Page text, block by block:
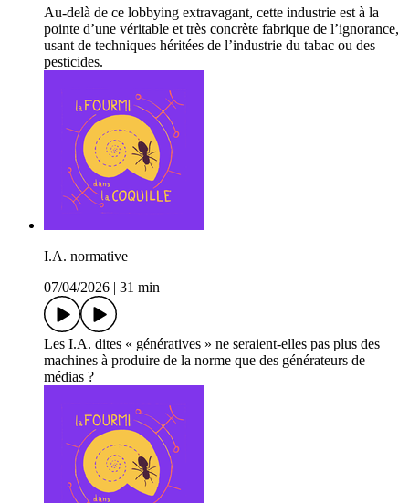
Au-delà de ce lobbying extravagant, cette industrie est à la
pointe d’une véritable et très concrète fabrique de l’ignorance,
usant de techniques héritées de l’industrie du tabac ou des
pesticides.
I.A. normative
07/04/2026
31 min
Les I.A. dites « génératives » ne seraient-elles pas plus des
machines à produire de la norme que des générateurs de
médias ?